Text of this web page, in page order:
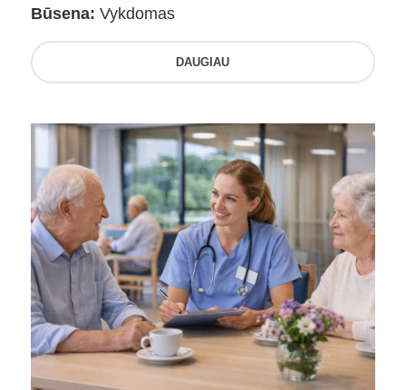
Būsena: Vykdomas
DAUGIAU